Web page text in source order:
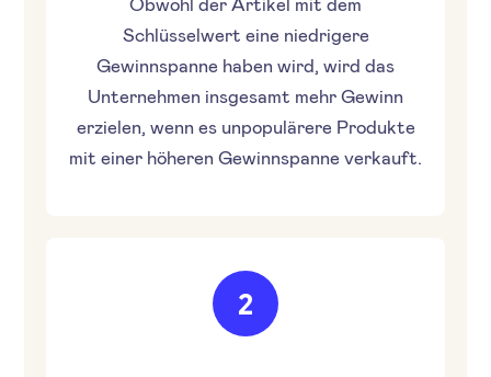
Schlüsselwert eine niedrigere
Gewinnspanne haben wird, wird das
Unternehmen insgesamt mehr Gewinn
erzielen, wenn es unpopulärere Produkte
mit einer höheren Gewinnspanne verkauft.
2